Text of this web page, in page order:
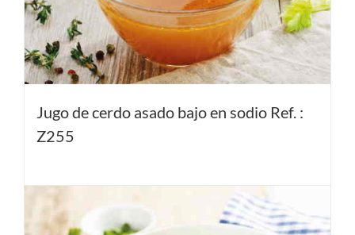
Jugo de cerdo asado bajo en sodio Ref. :
Z255